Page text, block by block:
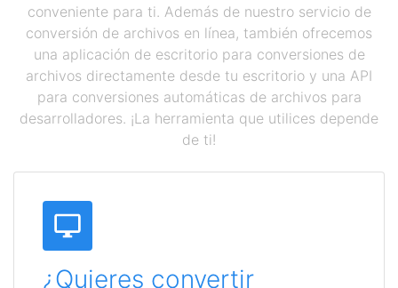
conveniente para ti. Además de nuestro servicio de
conversión de archivos en línea, también ofrecemos
una aplicación de escritorio para conversiones de
archivos directamente desde tu escritorio y una API
para conversiones automáticas de archivos para
desarrolladores. ¡La herramienta que utilices depende
de ti!
¿Quieres convertir